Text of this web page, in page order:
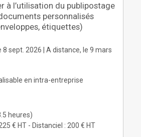
à l’utilisation du publipostage
personnalisés
étiquettes)
8 sept. 2026 | A distance, le 9 mars
en intra-entreprise
heures)
€ HT - Distanciel : 200 € HT